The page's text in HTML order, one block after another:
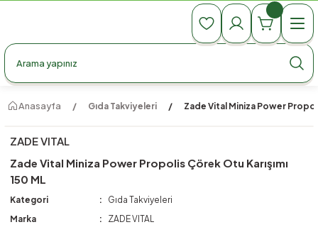
990 TL Üzeri Ücretsiz Kargo
990 TL Üzeri Ücretsiz Kargo
Anasayfa Gıda Takviyeleri Zade Vital Miniza Power
ZADE VITAL
Zade Vital Miniza Power Propolis Çörek Otu Karışımı
150 ML
Kategori
Gıda Takviyeleri
Marka
ZADE VITAL